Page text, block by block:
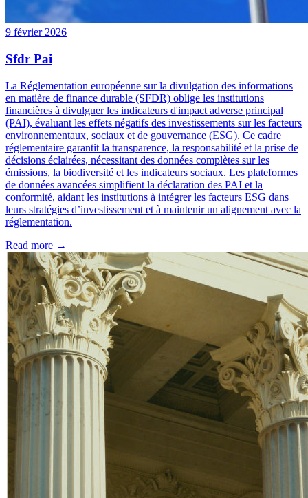
9 février 2026
Sfdr Pai
La Réglementation européenne sur la divulgation des informations
en matière de finance durable (SFDR) oblige les institutions
financières à divulguer les indicateurs d'impact adverse principal
(PAI), évaluant les effets négatifs des investissements sur les facteurs
environnementaux, sociaux et de gouvernance (ESG). Ce cadre
réglementaire garantit la transparence, la responsabilité et la prise de
décisions éclairées, nécessitant des données complètes sur les
émissions, la biodiversité et les indicateurs sociaux. Les plateformes
de données avancées simplifient la déclaration des PAI et la
conformité, aidant les institutions à intégrer les facteurs ESG dans
leurs stratégies d’investissement et à maintenir un alignement avec la
réglementation.
Read more →